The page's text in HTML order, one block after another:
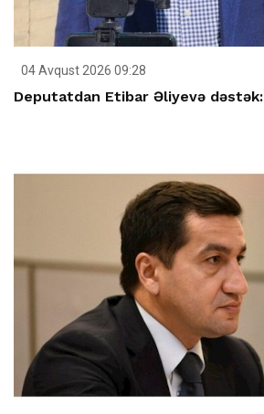
04 Avqust 2026 09:28
Deputatdan Etibar Əliyevə dəstək: